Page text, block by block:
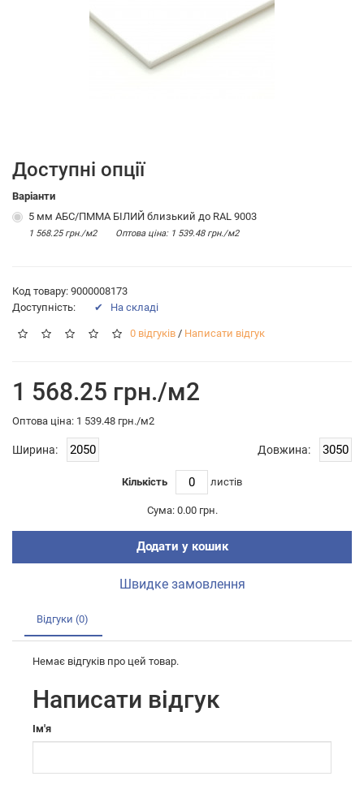
Доступні опції
Варіанти
5 мм АБС/ПММА БІЛИЙ близький до RAL 9003
1 568.25 грн./м2 Оптова цiна: 1 539.48 грн./м2
Код товару: 9000008173
Доступність:
✔ На складі
0 відгуків / Написати відгук
1 568.25 грн./м2
Оптова цiна: 1 539.48 грн./м2
Ширина: Довжина:
Кількість листiв
Сума: 0.00 грн.
Додати у кошик
Швидке замовлення
Відгуки (0)
Немає відгуків про цей товар.
Написати відгук
Ім'я